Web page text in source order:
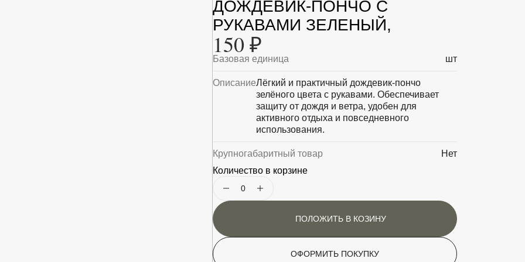
ДОЖДЕВИК-ПОНЧО С
РУКАВАМИ ЗЕЛЕНЫЙ,
150 ₽
Базовая единица шт
ОписаниеЛёгкий и практичный дождевик-пончо
зелёного цвета с рукавами. Обеспечивает
защиту от дождя и ветра, удобен для
активного отдыха и повседневного
использования.
Крупногабаритный товар
Нет
Количество в корзине
ПОЛОЖИТЬ В КОЗИНУ
ОФОРМИТЬ ПОКУПКУ